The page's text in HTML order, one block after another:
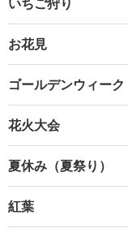
お花見
ゴールデンウィーク
花火大会
夏休み（夏祭り）
紅葉